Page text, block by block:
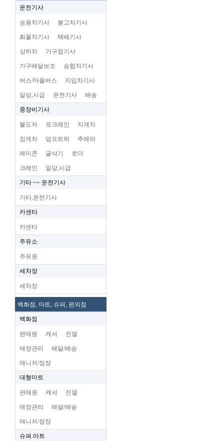
운전기사
승용차기사 봉고차기사
화물차기사 택배기사
상하차 가구점기사
가구배달보조 승합차기사
버스/마을버스 지입차기사
일당,시급 운전기사 배송
중장비기사
불도저 포크레인 지게차
집게차 덤프트럭 추레라
레미콘 굴삭기 로더
크레인 일당,시급
기타 ~~ 운전기사
기타,운전기사
카센타
카센타
주유소
주유원
세차장
세차장
백화점, 마트, 슈퍼, 편의점
백화점
편매원 캐셔 진열
매장관리 배달/배송
매니저/점장
대형마트
판매원 캐셔 진열
매장관리 배달/배송
매니저/점장
슈펴.마트